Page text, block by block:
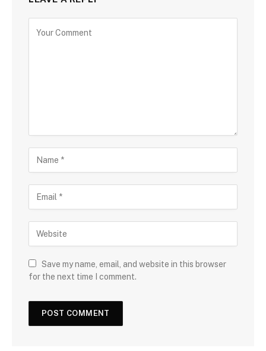
Save my name, email, and website in this browser
for the next time I comment.